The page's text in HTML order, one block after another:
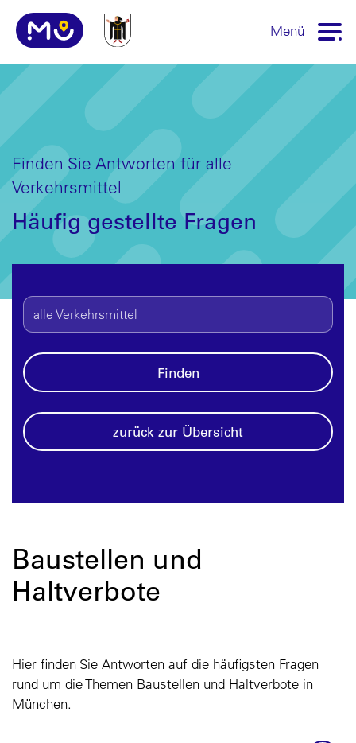
Menü
Finden Sie Antworten für alle
Verkehrsmittel
Häufig gestellte Fragen
Finden
zurück zur Übersicht
Baustellen und
Haltverbote
Hier finden Sie Antworten auf die häufigsten Fragen
rund um die Themen Baustellen und Haltverbote in
München.